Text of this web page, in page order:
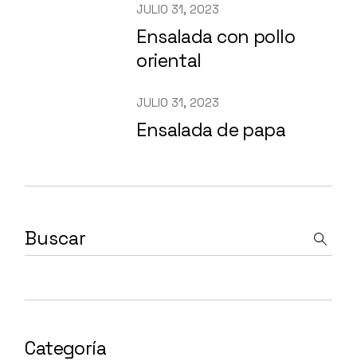
JULIO 31, 2023
Ensalada con pollo
oriental
JULIO 31, 2023
Ensalada de papa
Categoría